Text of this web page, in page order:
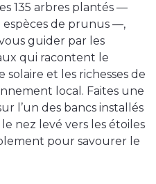
135 arbres plantés —
espèces de prunus —,
vous guider par les
qui racontent le
solaire et les richesses de
local. Faites une
l’un des bancs installés
le nez levé vers les étoiles
pour savourer le